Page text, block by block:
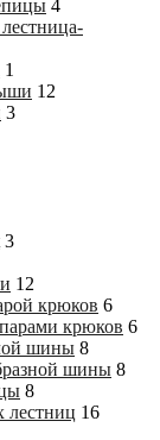
4
1
12
3
3
12
крюков 6
крюков 6
шины 8
шины 8
8
лестниц 16